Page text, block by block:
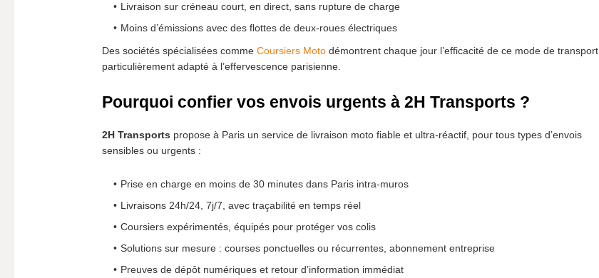
Livraison sur créneau court, en direct, sans rupture de charge
Moins d’émissions avec des flottes de deux-roues électriques
Des sociétés spécialisées comme Coursiers Moto démontrent chaque jour l’efficacité de ce mode de transport,
particulièrement adapté à l’effervescence parisienne.
Pourquoi confier vos envois urgents à 2H Transports ?
2H Transports propose à Paris un service de livraison moto fiable et ultra-réactif, pour tous types d’envois
sensibles ou urgents :
Prise en charge en moins de 30 minutes dans Paris intra-muros
Livraisons 24h/24, 7j/7, avec traçabilité en temps réel
Coursiers expérimentés, équipés pour protéger vos colis
Solutions sur mesure : courses ponctuelles ou récurrentes, abonnement entreprise
Preuves de dépôt numériques et retour d’information immédiat